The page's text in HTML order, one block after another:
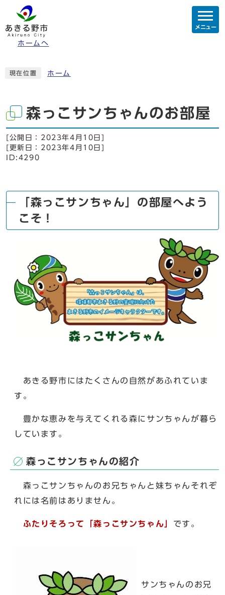
ホームへ
メニュー
現在位置 ホーム
森っこサンちゃんのお部屋
[公開日： 2023年4月10日
[更新日： 2023年4月10日
ID:4290
「森っこサンちゃん」の部屋へよう
こそ！
あきる野市にはたくさんの自然があふれていま
す。
豊かな恵みを与えてくれる森にサンちゃんが暮ら
しています。
森っこサンちゃんの紹介
森っこサンちゃんのお兄ちゃんと妹ちゃんそれぞ
れには名前はありません。
ふたりそろって「森っこサンちゃん」 です。
サンちゃんのお兄